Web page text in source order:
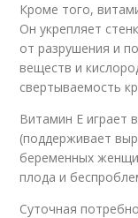
Кроме того,
Он укрепляет
от разрушения и
веществ и
свертываемость
Витамин Е играет
(поддерживает
беременных
плода и
Суточная